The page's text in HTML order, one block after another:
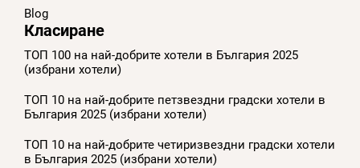
Blog
Класиране
ТОП 100 на най-добрите хотели в България 2025
(избрани хотели)
ТОП 10 на най-добрите петзвездни градски хотели в
България 2025 (избрани хотели)
ТОП 10 на най-добрите четиризвездни градски хотели
в България 2025 (избрани хотели)